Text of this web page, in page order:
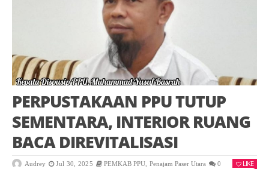
PERPUSTAKAAN PPU TUTUP
SEMENTARA, INTERIOR RUANG
BACA DIREVITALISASI
Audrey Jul 30, 2025 PEMKAB PPU Penajam Paser Utara 0 LIKE